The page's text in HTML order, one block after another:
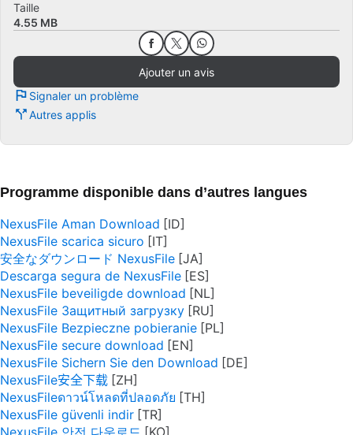
Taille
4.55 MB
Ajouter un avis
Signaler un problème
Autres applis
Programme disponible dans d’autres langues
NexusFile Aman Download
NexusFile scarica sicuro
安全なダウンロード NexusFile
Descarga segura de NexusFile
NexusFile beveiligde download
NexusFile Защитный загрузку
NexusFile Bezpieczne pobieranie
NexusFile secure download
NexusFile Sichern Sie den Download
NexusFile安全下载
NexusFileดาวน์โหลดที่ปลอดภัย
NexusFile güvenli indir
NexusFile 안전 다운로드